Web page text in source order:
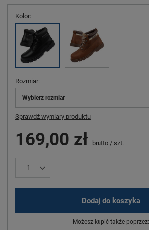
Kolor
Rozmiar
Wybierz rozmiar
Sprawdź wymiary produktu
169,00 zł brutto / szt.
Dodaj do koszyka
Możesz kupić także poprzez: